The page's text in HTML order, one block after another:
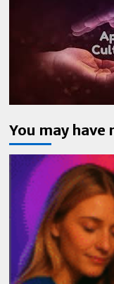
You may have